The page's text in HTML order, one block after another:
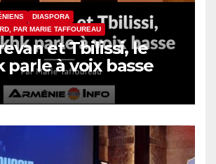
DIASPORA
PAR MARIE TAFFOUREAU
et Tbilissi, le
parle à voix basse